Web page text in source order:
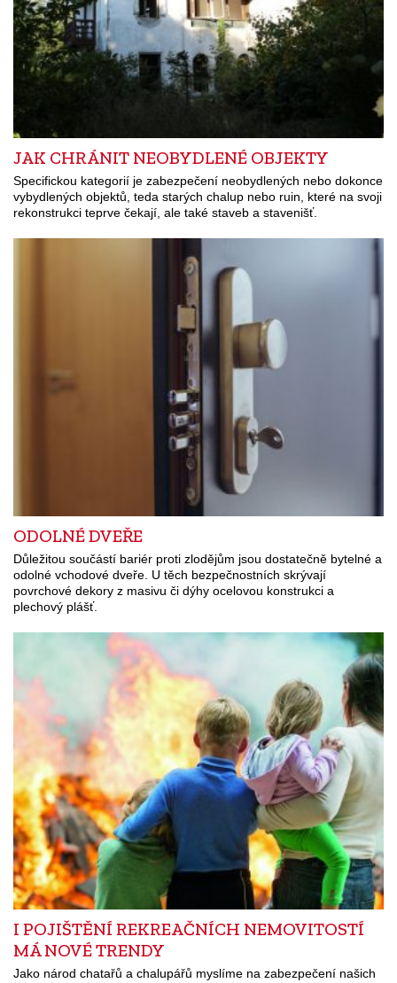
JAK CHRÁNIT NEOBYDLENÉ OBJEKTY
Specifickou kategorií je zabezpečení neobydlených nebo dokonce
vybydlených objektů, teda starých chalup nebo ruin, které na svoji
rekonstrukci teprve čekají, ale také staveb a stavenišť.
ODOLNÉ DVEŘE
Důležitou součástí bariér proti zlodějům jsou dostatečně bytelné a
odolné vchodové dveře. U těch bezpečnostních skrývají
povrchové dekory z masivu či dýhy ocelovou konstrukci a
plechový plášť.
I POJIŠTĚNÍ REKREAČNÍCH NEMOVITOSTÍ
MÁ NOVÉ TRENDY
Jako národ chatařů a chalupářů myslíme na zabezpečení našich